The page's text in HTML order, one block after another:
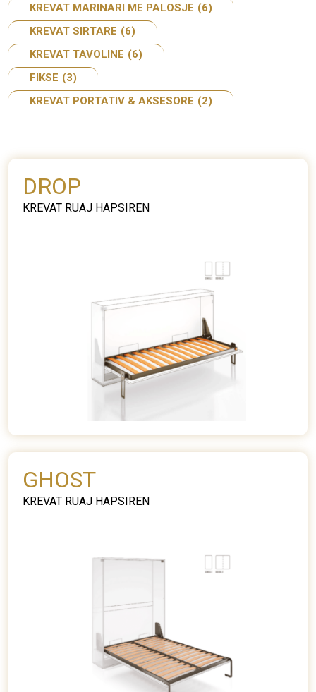
KREVAT MARINARI ME PALOSJE (6)
KREVAT SIRTARE (6)
KREVAT TAVOLINE (6)
FIKSE (3)
KREVAT PORTATIV & AKSESORE (2)
DROP
KREVAT RUAJ HAPSIREN
GHOST
KREVAT RUAJ HAPSIREN